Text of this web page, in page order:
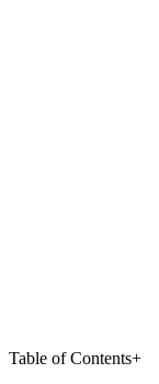
Table of Contents+